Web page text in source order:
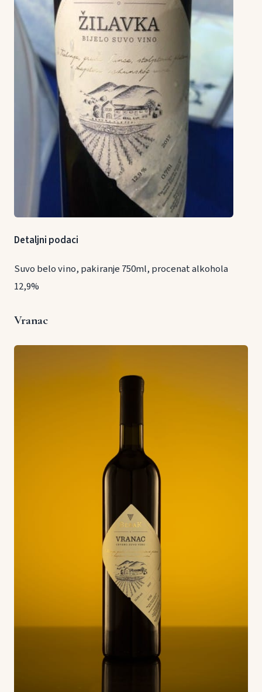
Detaljni podaci
Suvo belo vino, pakiranje 750ml, procenat alkohola
12,9%
Vranac